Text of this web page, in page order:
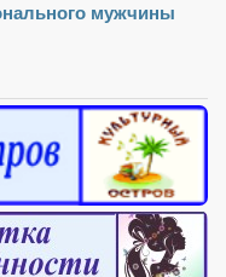
мужчины